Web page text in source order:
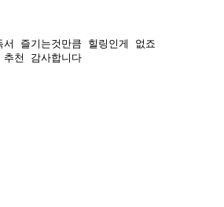
즐기는것만큼 힐링인게 없죠
천 감사합니다